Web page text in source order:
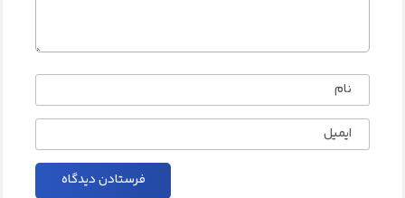
نام
ایمیل